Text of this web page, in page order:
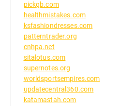
pickgb.com
healthmistakes.com
ksfashiondresses.com
patterntrader.org
cnhpa.net
sitalotus.com
supernotes.org
worldsportsempires.com
updatecentral360.com
katamastah.com